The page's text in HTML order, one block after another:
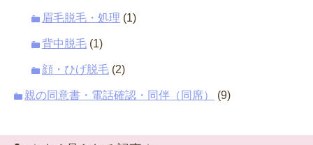
眉毛脱毛・処理 (1)
背中脱毛 (1)
顔・ひげ脱毛 (2)
親の同意書・電話確認・同伴（同席） (9)